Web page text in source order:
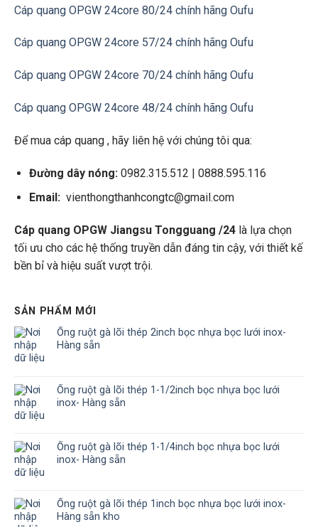
Cáp quang OPGW 24core 80/24 chính hãng Oufu
Cáp quang OPGW 24core 57/24 chính hãng Oufu
Cáp quang OPGW 24core 70/24 chính hãng Oufu
Cáp quang OPGW 24core 48/24 chính hãng Oufu
Để mua cáp quang , hãy liên hệ với chúng tôi qua:
Đường dây nóng:0982.315.512 | 0888.595.116
Email:vienthongthanhcongtc@gmail.com
Cáp quang OPGW Jiangsu Tongguang /24là lựa chọn
tối ưu cho các hệ thống truyền dẫn đáng tin cậy, với thiết kế
bền bỉ và hiệu suất vượt trội.
SẢN PHẨM MỚI
Ống ruột gà lõi thép 2inch bọc nhựa bọc lưới inox-
Hàng sẵn
Ống ruột gà lõi thép 1-1/2inch bọc nhựa bọc lưới
inox- Hàng sẵn
Ống ruột gà lõi thép 1-1/4inch bọc nhựa bọc lưới
inox- Hàng sẵn
Ống ruột gà lõi thép 1inch bọc nhựa bọc lưới inox-
Hàng sẵn kho